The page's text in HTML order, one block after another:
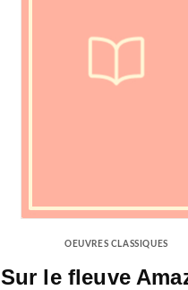
OEUVRES CLASSIQUES
Sur le fleuve